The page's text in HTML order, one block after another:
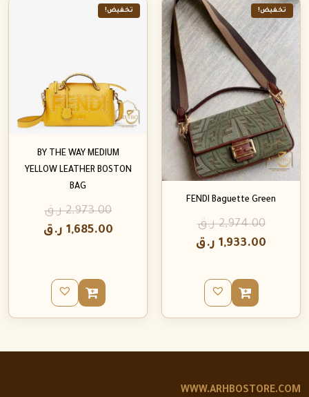
تخفيض!
FENDI Baguette Green
2,974.00 ر.ق
1,933.00 ر.ق
تخفيض!
BY THE WAY MEDIUM
YELLOW LEATHER BOSTON
BAG
2,973.00 ر.ق
1,685.00 ر.ق
WWW.ARHBOSTORE.COM